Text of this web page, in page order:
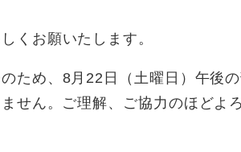
くお願いたします。
ため、8月22日（土曜日）午後
せん。ご理解、ご協力のほどよ